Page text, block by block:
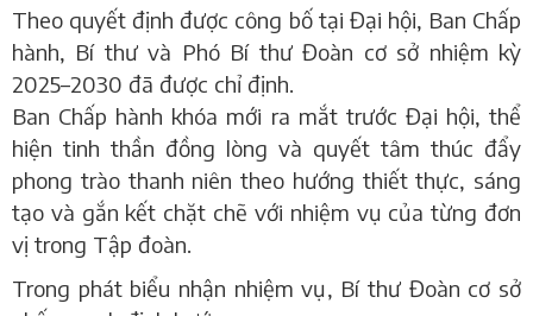
Theo quyết định được công bố tại Đại hội, Ban Chấp
hành, Bí thư và Phó Bí thư Đoàn cơ sở nhiệm kỳ
2025–2030 đã được chỉ định.
Ban Chấp hành khóa mới ra mắt trước Đại hội, thể
hiện tinh thần đồng lòng và quyết tâm thúc đẩy
phong trào thanh niên theo hướng thiết thực, sáng
tạo và gắn kết chặt chẽ với nhiệm vụ của từng đơn
vị trong Tập đoàn.
Trong phát biểu nhận nhiệm vụ, Bí thư Đoàn cơ sở